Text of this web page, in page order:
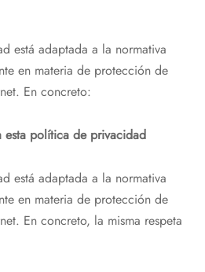
está adaptada a la normativa
en materia de protección de
En concreto:
política de privacidad
está adaptada a la normativa
en materia de protección de
En concreto, la misma respeta